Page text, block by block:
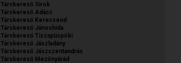
Társkereső Sirok
Társkereső Adács
Társkereső Kerecsend
Társkereső Jánoshida
Társkereső Tiszapüspöki
Társkereső Jászladány
Társkereső Jászszentandrás
Társkereső Mezőnyárád